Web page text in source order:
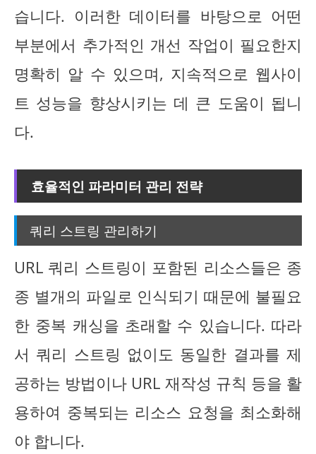
습니다. 이러한 데이터를 바탕으로 어떤
부분에서 추가적인 개선 작업이 필요한지
명확히 알 수 있으며, 지속적으로 웹사이
트 성능을 향상시키는 데 큰 도움이 됩니
다.
효율적인 파라미터 관리 전략
쿼리 스트링 관리하기
URL 쿼리 스트링이 포함된 리소스들은 종
종 별개의 파일로 인식되기 때문에 불필요
한 중복 캐싱을 초래할 수 있습니다. 따라
서 쿼리 스트링 없이도 동일한 결과를 제
공하는 방법이나 URL 재작성 규칙 등을 활
용하여 중복되는 리소스 요청을 최소화해
야 합니다.